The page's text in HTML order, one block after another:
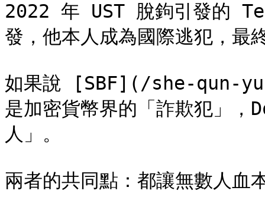
2022 年 UST 脫鉤引發的
發，他本人成為國際逃犯，最
如果說 [SBF](/she-qun-
是加密貨幣界的「詐欺犯」，
人」。
兩者的共同點：都讓無數人血